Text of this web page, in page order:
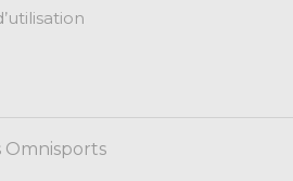
Omnisports